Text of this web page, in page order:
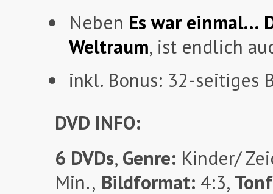
Neben Es war einmal…
Weltraum, ist endlich
inkl. Bonus: 32-seitiges
DVD INFO:
6 DVDs, Genre: Kinder/
Min., Bildformat: 4:3,